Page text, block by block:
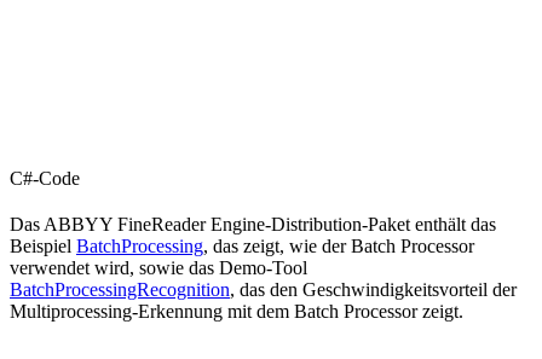
C#-Code
Das ABBYY FineReader Engine-Distribution-Paket enthält das
Beispiel BatchProcessing, das zeigt, wie der Batch Processor
verwendet wird, sowie das Demo-Tool
BatchProcessingRecognition, das den Geschwindigkeitsvorteil der
Multiprocessing-Erkennung mit dem Batch Processor zeigt.